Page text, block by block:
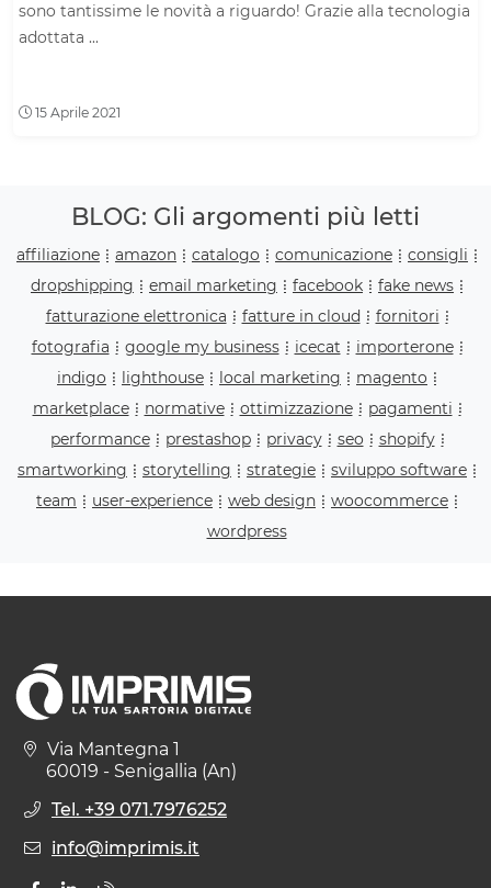
sono tantissime le novità a riguardo! Grazie alla tecnologia
adottata ...
15 Aprile 2021
BLOG: Gli argomenti più letti
affiliazione amazon catalogo comunicazione
consigli
dropshipping
email marketing facebook
fake news
fatturazione elettronica
fatture in cloud
fornitori
fotografia
google my business icecat
importerone
indigo
lighthouse local marketing
magento
marketplace
normative ottimizzazione
pagamenti
performance
prestashop privacy seo
shopify
smartworking
storytelling strategie
sviluppo software
team
user-experience web design
woocommerce
wordpress
Via Mantegna 1
60019 - Senigallia (An)
Tel. +39 071.7976252
info@imprimis.it